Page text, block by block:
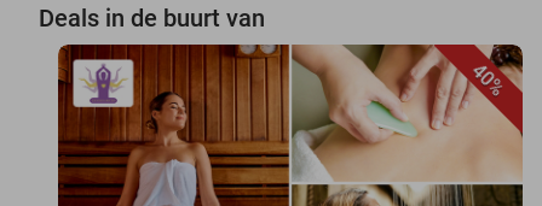
Deals in de buurt van
40%